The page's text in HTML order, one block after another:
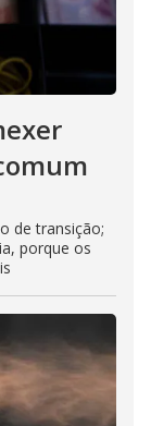
de transição;
porque os